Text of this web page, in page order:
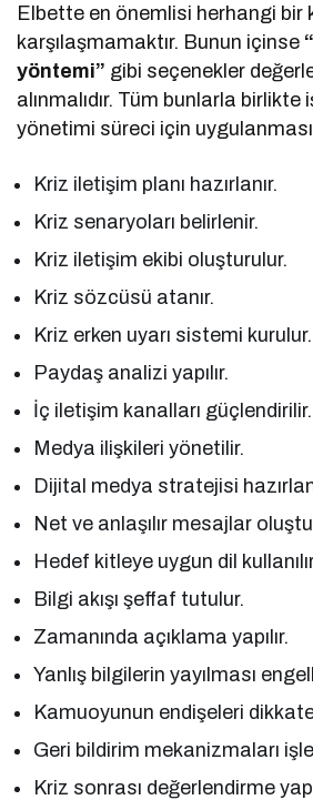
Elbette en önemlisi herhangi bir
karşılaşmamaktır. Bunun içinse
yöntemi” gibi seçenekler
alınmalıdır. Tüm bunlarla
yönetimi süreci için
Kriz iletişim planı hazırlanır.
Kriz senaryoları belirlenir.
Kriz iletişim ekibi oluşturulur.
Kriz sözcüsü atanır.
Kriz erken uyarı sistemi kurulur.
Paydaş analizi yapılır.
İç iletişim kanalları güçlendirilir.
Medya ilişkileri yönetilir.
Dijital medya stratejisi
Net ve anlaşılır mesajlar
Hedef kitleye uygun dil
Bilgi akışı şeffaf tutulur.
Zamanında açıklama yapılır.
Yanlış bilgilerin yayılması
Kamuoyunun endişeleri dikkate
Geri bildirim mekanizmaları
Kriz sonrası değerlendirme